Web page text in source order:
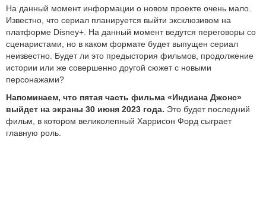
На данный момент информации о новом проекте очень мало.
Известно, что сериал планируется выйти эксклюзивом на
платформе Disney+. На данный момент ведутся переговоры со
сценаристами, но в каком формате будет выпущен сериал
неизвестно. Будет ли это предыстория фильмов, продолжение
истории или же совершенно другой сюжет с новыми
персонажами?
Напоминаем, что пятая часть фильма «Индиана Джонс»
выйдет на экраны 30 июня 2023 года. Это будет последний
фильм, в котором великолепный Харрисон Форд сыграет
главную роль.